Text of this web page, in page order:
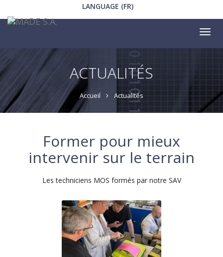
LANGUAGE (FR)
ACTUALITÉS
Accueil Actualités
Former pour mieux
intervenir sur le terrain
Les techniciens MOS formés par notre SAV